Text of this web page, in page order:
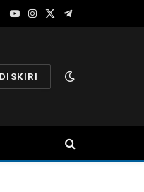
YouTube
Instagram
X
Telegram